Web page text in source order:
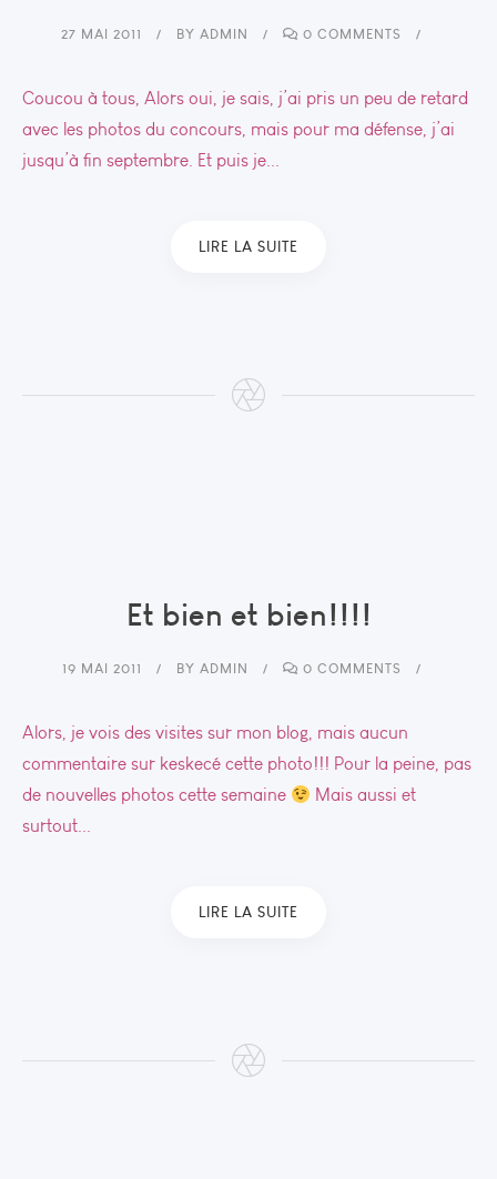
27 MAI 2011 BY ADMIN 0 COMMENTS
Coucou à tous, Alors oui, je sais, j’ai pris un peu de retard
avec les photos du concours, mais pour ma défense, j’ai
jusqu’à fin septembre. Et puis je...
LIRE LA SUITE
Et bien et bien!!!!
19 MAI 2011 BY ADMIN 0 COMMENTS
Alors, je vois des visites sur mon blog, mais aucun
commentaire sur keskecé cette photo!!! Pour la peine, pas
de nouvelles photos cette semaine
Mais aussi et
surtout...
LIRE LA SUITE